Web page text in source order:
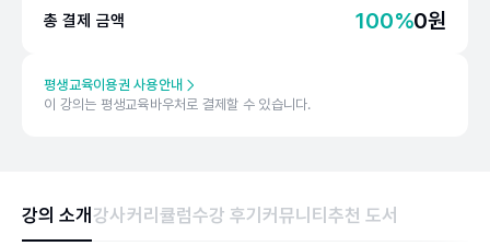
총 결제 금액 100%0원
평생교육이용권 사용안내
이 강의는 평생교육바우처로 결제할 수 있습니다.
강의 소개 강사커리큘럼수강 후기 커뮤니티 추천 도서